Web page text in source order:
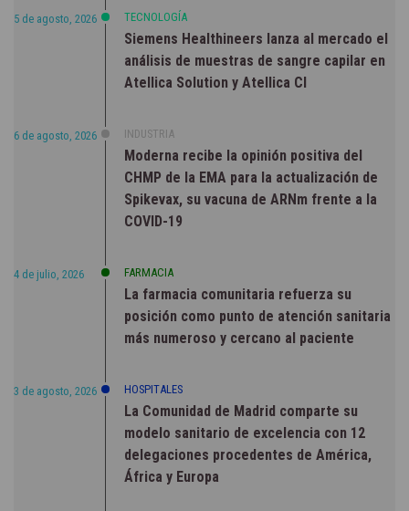
5 de agosto, 2026 TECNOLOGÍA
Siemens Healthineers lanza al mercado el
análisis de muestras de sangre capilar en
Atellica Solution y Atellica CI
6 de agosto, 2026 INDUSTRIA
Moderna recibe la opinión positiva del
CHMP de la EMA para la actualización de
Spikevax, su vacuna de ARNm frente a la
COVID-19
4 de julio, 2026 FARMACIA
La farmacia comunitaria refuerza su
posición como punto de atención sanitaria
más numeroso y cercano al paciente
3 de agosto, 2026 HOSPITALES
La Comunidad de Madrid comparte su
modelo sanitario de excelencia con 12
delegaciones procedentes de América,
África y Europa